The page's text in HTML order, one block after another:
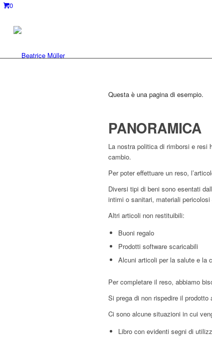
0
Questa è una pagina di esempio.
PANORAMICA
La nostra politica di rimborsi e resi
cambio.
Per poter effettuare un reso,
Diversi tipi di beni sono esentati
intimi o sanitari, materiali
Altri articoli non restituibili:
Buoni regalo
Prodotti software scaricabili
Alcuni articoli per la salute e la
Per completare il reso, abbiamo
Si prega di non rispedire il prodotto
Ci sono alcune situazioni in cui
Libro con evidenti segni di